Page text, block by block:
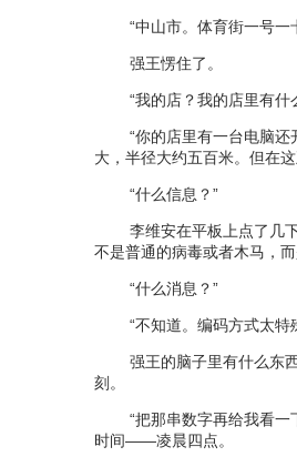
“中山市。体育街一号一
强王愣住了。
“我的店？我的店里有什
“你的店里有一台电脑还
大，半径大约五百米。但在
“什么信息？”
李维安在平板上点了几
不是普通的病毒或者木马，
“什么消息？”
“不知道。编码方式太特
强王的脑子里有什么东
刻。
“把那串数字再给我看一
时间——凌晨四点。